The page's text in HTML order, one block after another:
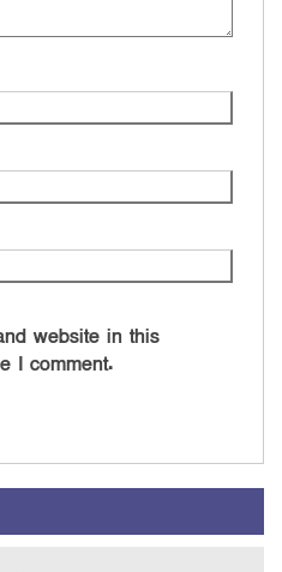
website in this
I comment.